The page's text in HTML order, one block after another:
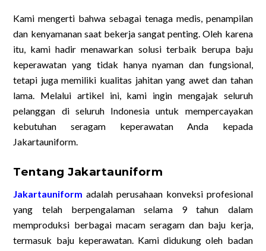
Kami mengerti bahwa sebagai tenaga medis, penampilan
dan kenyamanan saat bekerja sangat penting. Oleh karena
itu, kami hadir menawarkan solusi terbaik berupa baju
keperawatan yang tidak hanya nyaman dan fungsional,
tetapi juga memiliki kualitas jahitan yang awet dan tahan
lama. Melalui artikel ini, kami ingin mengajak seluruh
pelanggan di seluruh Indonesia untuk mempercayakan
kebutuhan seragam keperawatan Anda kepada
Jakartauniform.
Tentang Jakartauniform
Jakartauniform adalah perusahaan konveksi profesional
yang telah berpengalaman selama 9 tahun dalam
memproduksi berbagai macam seragam dan baju kerja,
termasuk baju keperawatan. Kami didukung oleh badan